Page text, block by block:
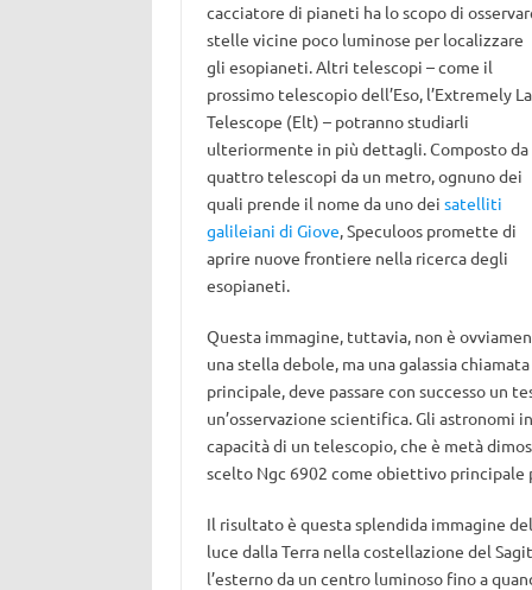
cacciatore di pianeti ha lo scopo di
stelle vicine poco luminose per localizzare
gli esopianeti. Altri telescopi – come il
prossimo telescopio dell’Eso, l’Extremely
Telescope (Elt) – potranno studiarli
ulteriormente in più dettagli. Composto da
quattro telescopi da un metro, ognuno dei
quali prende il nome da uno dei satelliti
galileiani di Giove, Speculoos promette di
aprire nuove frontiere nella ricerca degli
esopianeti.
Questa immagine, tuttavia, non è
una stella debole, ma una galassia
principale, deve passare con successo un
un’osservazione scientifica. Gli
capacità di un telescopio, che è metà
scelto Ngc 6902 come obiettivo principale
Il risultato è questa splendida immagine
luce dalla Terra nella costellazione del
l’esterno da un centro luminoso fino a